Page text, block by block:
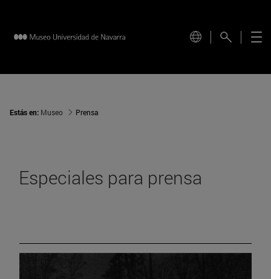
Estás en: Museo Prensa
Especiales para prensa